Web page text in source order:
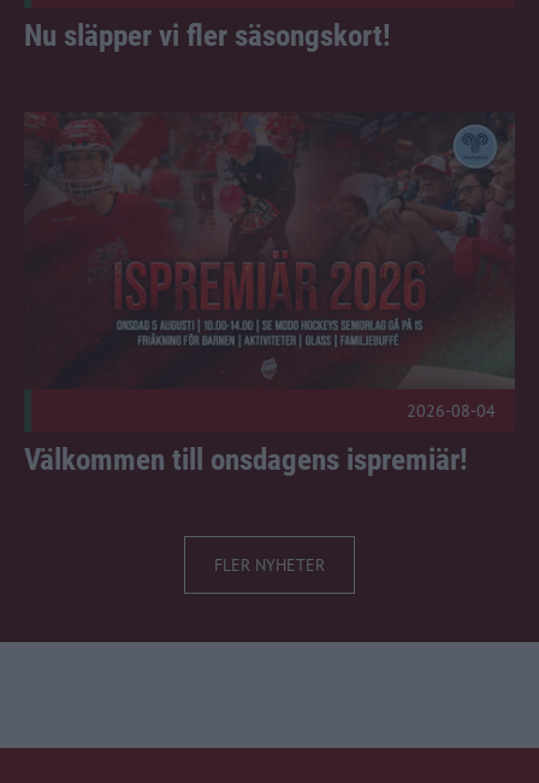
Nu släpper vi fler säsongskort!
Välkommen till onsdagens ispremiär! Publicerad 2026-08-04
2026-08-04
Välkommen till onsdagens ispremiär!
FLER NYHETER